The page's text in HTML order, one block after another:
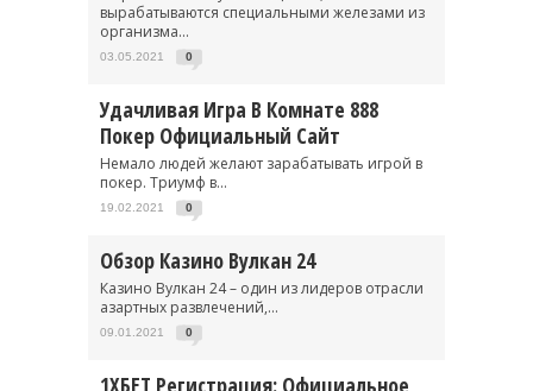
вырабатываются специальными железами из
организма...
03.05.2021 0
Удачливая Игра В Комнате 888
Покер Официальный Сайт
Немало людей желают зарабатывать игрой в
покер. Триумф в...
19.02.2021 0
Обзор Казино Вулкан 24
Казино Вулкан 24 – один из лидеров отрасли
азартных развлечений,...
09.01.2021 0